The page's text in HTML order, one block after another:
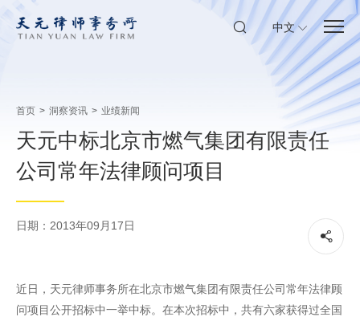
中文
首页 > 洞察资讯 > 业绩新闻
天元中标北京市燃气集团有限责任
公司常年法律顾问项目
日期：2013年09月17日
近日，天元律师事务所在北京市燃气集团有限责任公司常年法律顾
问项目公开招标中一举中标。在本次招标中，共有六家获得过全国